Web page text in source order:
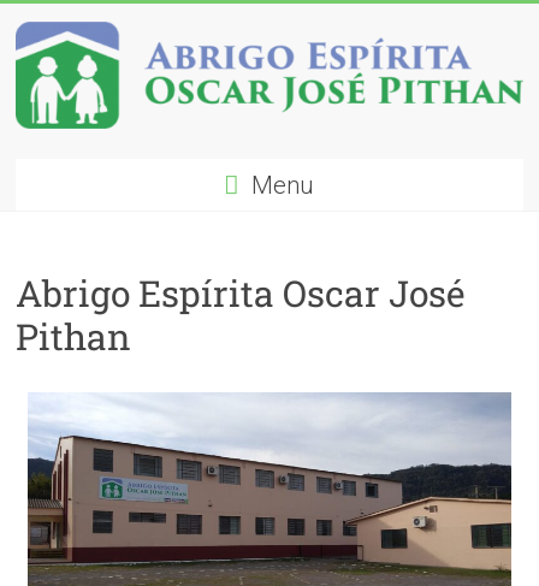
Menu
Abrigo Espírita Oscar José
Pithan